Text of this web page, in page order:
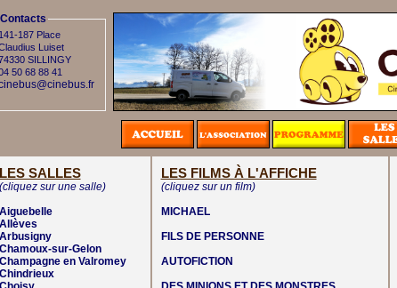
Contacts
141-187 Place
Luiset
SILLINGY
50 68 88 41
LES SALLES
(cliquez sur une salle)
Aiguebelle
Allèves
Arbusigny
Chamoux-sur-Gelon
Champagne en Valromey
Chindrieux
LES FILMS À L'AFFICHE
(cliquez sur un film)
MICHAEL
FILS DE PERSONNE
AUTOFICTION